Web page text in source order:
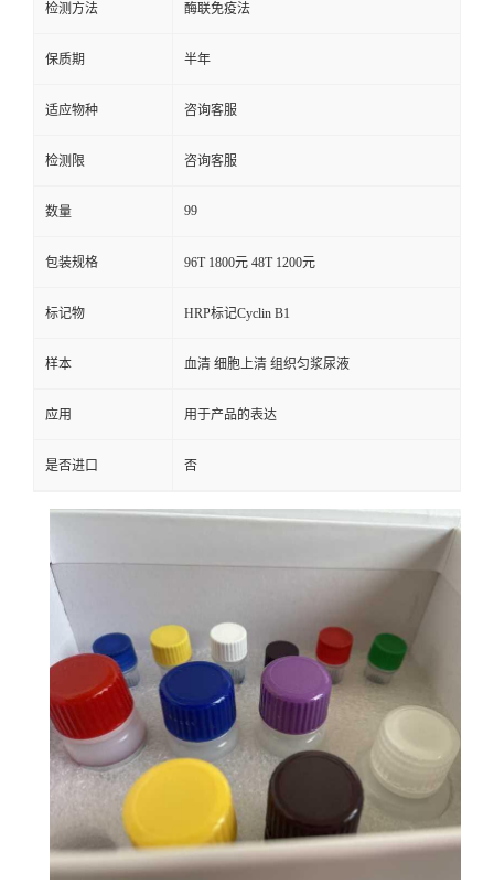
检测方法 酶联免疫法
保质期 半年
适应物种 咨询客服
检测限 咨询客服
数量 99
包装规格 96T 1800元 48T 1200元
标记物 HRP标记Cyclin B1
样本 血清 细胞上清 组织匀浆尿液
应用 用于产品的表达
是否进口 否